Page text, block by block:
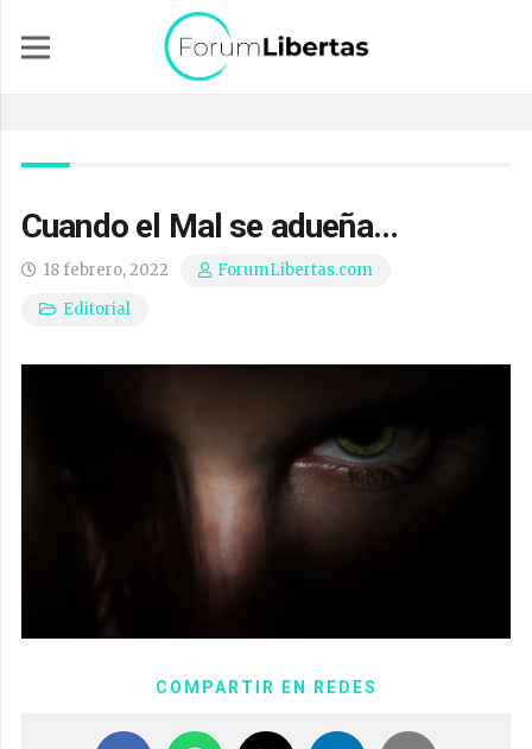
Cuando el Mal se adueña…
18 febrero, 2022
ForumLibertas.com
Editorial
COMPARTIR EN REDES